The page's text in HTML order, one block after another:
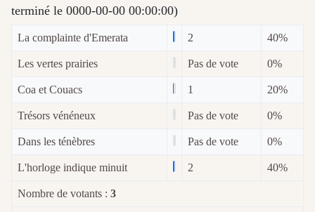
terminé le 0000-00-00 00:00:00)
La complainte d'Emerata 2 40%
Les vertes prairies Pas de vote 0%
Coa et Couacs 1 20%
Trésors vénéneux Pas de vote 0%
Dans les ténèbres Pas de vote 0%
L'horloge indique minuit 2 40%
Nombre de votants : 3